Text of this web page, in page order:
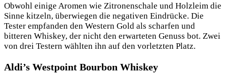
Obwohl einige Aromen wie Zitronenschale und Holzleim die
Sinne kitzeln, überwiegen die negativen Eindrücke. Die
Tester empfanden den Western Gold als scharfen und
bitteren Whiskey, der nicht den erwarteten Genuss bot. Zwei
von drei Testern wählten ihn auf den vorletzten Platz.
Aldi’s Westpoint Bourbon Whiskey